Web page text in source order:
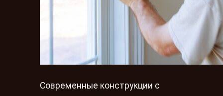
Современные конструкции с